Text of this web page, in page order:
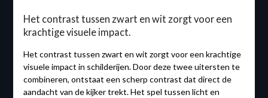
Het contrast tussen zwart en wit zorgt voor een
krachtige visuele impact.
Het contrast tussen zwart en wit zorgt voor een krachtige
visuele impact in schilderijen. Door deze twee uitersten te
combineren, ontstaat een scherp contrast dat direct de
aandacht van de kijker trekt. Het spel tussen licht en